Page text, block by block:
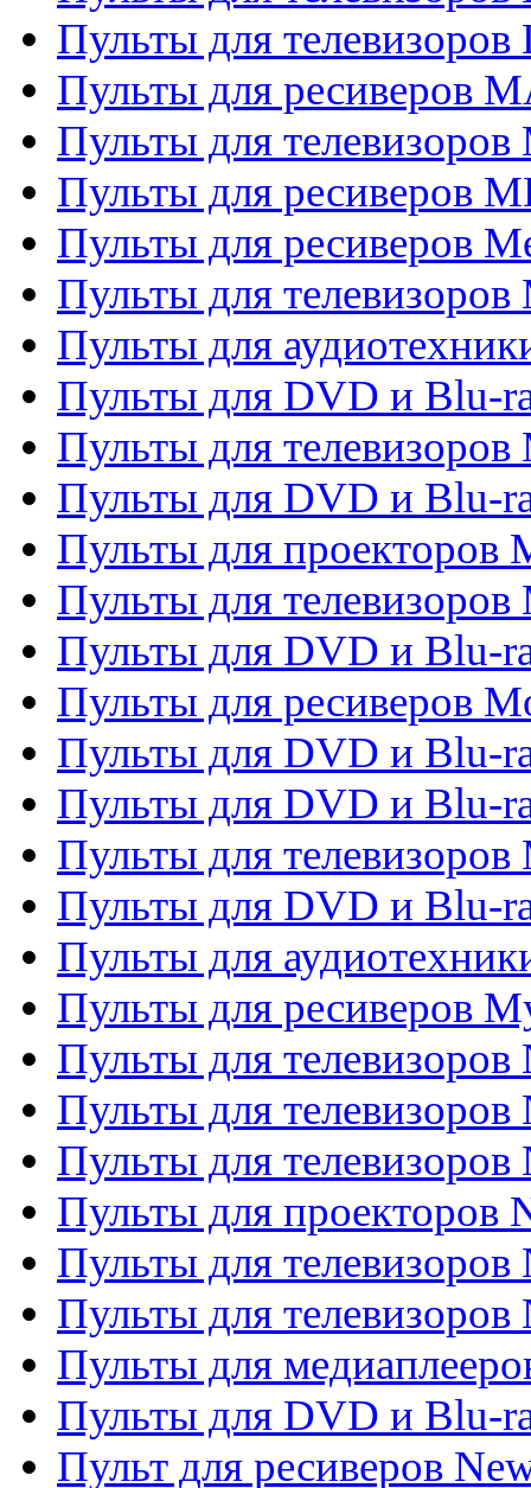
Пульты для телевизоров
Пульты для ресиверов
Пульты для телевизоров
Пульты для ресиверов
Пульты для ресиверов
Пульты для телевизоров
Пульты для
Пульты для DVD и Blu-
Пульты для
Пульты для DVD и Blu-
Пульты для проекторов
Пульты для
Пульты для DVD и Blu-
Пульты для ресиверов
Пульты для DVD и Blu-
Пульты для DVD и Blu-
Пульты для телевизоров
Пульты для DVD и Blu-
Пульты для
Пульты для ресиверов
Пульты для телевизоров
Пульты для телевизоров
Пульты для телевизоров
Пульты для проекторов
Пульты для телевизоров
Пульты для телевизоров
Пульты для
Пульты для DVD и Blu-
Пульт для ресиверов